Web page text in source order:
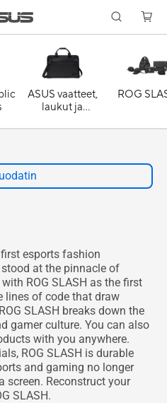
ASUS vaatteet,
laukut ja
ROG
esports fashion
at the pinnacle of
ROG SLASH as the first
lines of code that draw
SLASH breaks down the
gamer culture. You can also
with you anywhere.
ROG SLASH is durable
and gaming no longer
screen. Reconstruct your
SLASH.